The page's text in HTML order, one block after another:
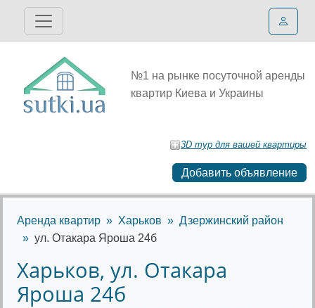
№1 на рынке посуточной аренды
квартир Киева и Украины
3D тур для вашей квартиры
Добавить объявление
Аренда квартир Харьков
Дзержинский район
ул. Отакара Яроша 24б
Харьков, ул. Отакара
Яроша 24б